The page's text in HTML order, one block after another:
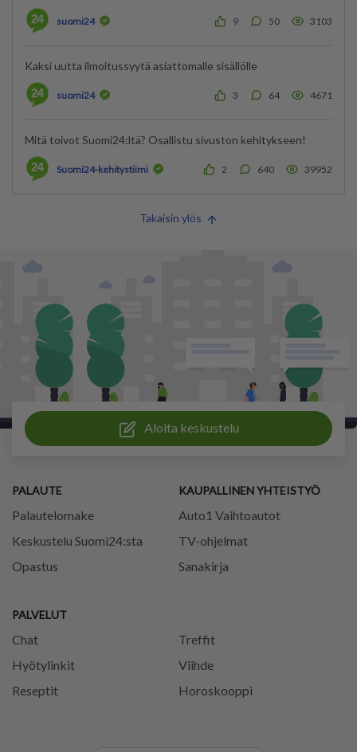
suomi24 9 50 3103
Kaksi uutta ilmoitussyytä asiattomalle sisällölle
suomi24 3 64 4671
Mitä toivot Suomi24:ltä? Osallistu sivuston kehitykseen!
Suomi24-kehitystiimi 2 640 39952
Takaisin ylös
Aloita keskustelu
PALAUTE
Palautelomake
Keskustelu Suomi24:sta
Opastus
PALVELUT
Chat
Treffit
Hyötylinkit
Viihde
Reseptit
Horoskooppi
KAUPALLINEN YHTEISTYÖ
Auto1 Vaihtoautot
TV-ohjelmat
Sanakirja